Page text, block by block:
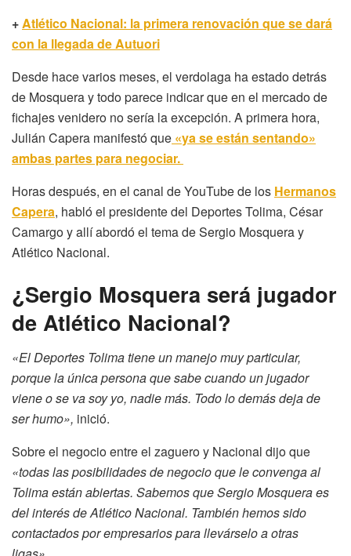
+Atlético Nacional: la primera renovación que se dará
con la llegada de Autuori
Desde hace varios meses, el verdolaga ha estado detrás
de Mosquera y todo parece indicar que en el mercado de
fichajes venidero no sería la excepción. A primera hora,
Julián Capera manifestó que «ya se están sentando»
ambas partes para negociar.
Horas después, en el canal de YouTube de los Hermanos
Capera, habló el presidente del Deportes Tolima, César
Camargo y allí abordó el tema de Sergio Mosquera y
Atlético Nacional.
¿Sergio Mosquera será jugador
de Atlético Nacional?
«El Deportes Tolima tiene un manejo muy particular,
porque la única persona que sabe cuando un jugador
viene o se va soy yo, nadie más. Todo lo demás deja de
ser humo», inició.
Sobre el negocio entre el zaguero y Nacional dijo que
«todas las posibilidades de negocio que le convenga al
Tolima están abiertas. Sabemos que Sergio Mosquera es
del interés de Atlético Nacional. También hemos sido
contactados por empresarios para llevárselo a otras